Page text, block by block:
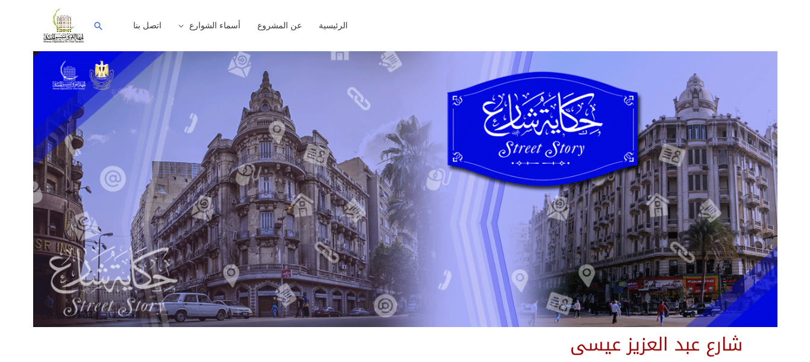
الرئيسية عن المشروع أسماء الشوارع اتصل بنا
شارع عبد العزيز عيسى